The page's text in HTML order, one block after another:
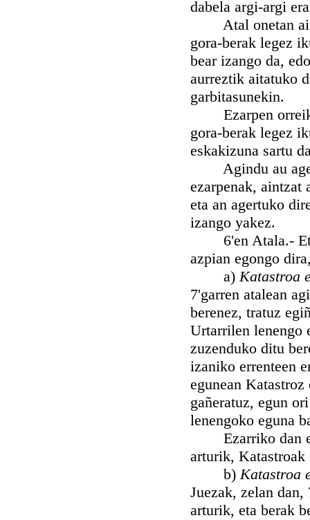
dabela argi-argi
Atal onetan
gora-berak legez
bear izango da,
aurreztik aitatuko
garbitasunekin.
Ezarpen orreik
gora-berak legez
eskakizuna sartu
Agindu au
ezarpenak, aintzat
eta an agertuko
izango yakez.
6'en Atala.-
azpian egongo
a)Katastroa
7'garren atalean
berenez, tratuz
Urtarrilen lenengo
zuzenduko ditu
izaniko errenteen
egunean
gañeratuz, egun
lenengoko eguna
Ezarriko dan
arturik, Katastroak
b)Katastroa
Juezak, zelan dan,
arturik, eta berak